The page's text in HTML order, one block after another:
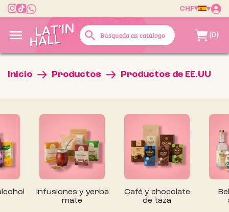
CHF
 search (0)
Inicio Productos Productos de EE.UU
Infusiones y yerba
mate
Café y chocolate
de taza